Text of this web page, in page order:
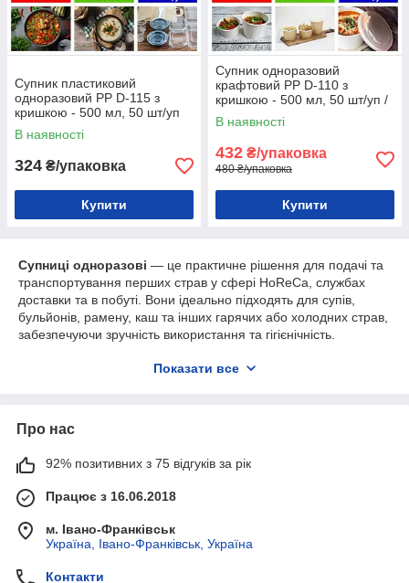
Супник пластиковий
одноразовий PP D-115 з
кришкою - 500 мл, 50 шт/уп
В наявності
324 ₴/упаковка
Купити
Супник одноразовий
крафтовий PP D-110 з
кришкою - 500 мл, 50 шт/уп /
одноразовий посуд для супу /
супна ємність
В наявності
432 ₴/упаковка
480 ₴/упаковка
Купити
Супниці одноразові — це практичне рішення для подачі та
транспортування перших страв у сфері HoReCa, службах
доставки та в побуті. Вони ідеально підходять для супів,
бульйонів, рамену, каш та інших гарячих або холодних страв,
забезпечуючи зручність використання та гігієнічність.
пластику та комбінованих матеріалів
тепло і не протікають, що робить їх популярним вибором для
багатоцільового використання та можуть комплектуватися
Одноразові супниці широко використовуються в кафе,
ресторанах, фастфудах, кейтерингових компаніях і службах
доставки. Завдяки різноманіттю об’ємів легко підібрати
Показати все
Про нас
92% позитивних з 75 відгуків за рік
Працює з 16.06.2018
м. Івано-Франківськ
Україна, Івано-Франківськ, Україна
Контакти